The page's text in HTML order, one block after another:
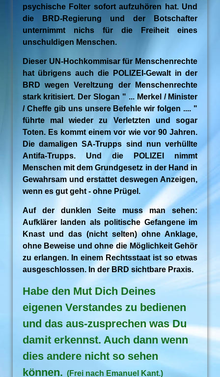
psychische Folter sofort aufzuhören hat. Und
die BRD-Regierung und der Botschafter
unternimmt nichs für die Freiheit eines
unschuldigen Menschen.
Dieser UN-Hochkommisar für Menschenrechte
hat übrigens auch die POLIZEI-Gewalt in der
BRD wegen Vereltzung der Menschenrechte
stark kritisiert. Der Slogan " ... Merkel / Minister
/ Cheffe gib uns unsere Befehle wir folgen .... "
führte mal wieder zu Verletzten und sogar
Toten. Es kommt einem vor wie vor 90 Jahren.
Die damaligen SA-Trupps sind nun verhüllte
Antifa-Trupps. Und die POLIZEI nimmt
Menschen mit dem Grundgesetz in der Hand in
Gewahrsam und erstattet deswegen Anzeigen,
wenn es gut geht - ohne Prügel.
Auf der dunklen Seite muss man sehen:
Aufklärer landen als politische Gefangene im
Knast und das (nicht selten) ohne Anklage,
ohne Beweise und ohne die Möglichkeit Gehör
zu erlangen. In einem Rechtsstaat ist so etwas
ausgeschlossen. In der BRD sichtbare Praxis.
Habe den Mut Dich Deines
eigenen Verstandes zu bedienen
und das aus-zusprechen was Du
damit erkennst. Auch dann wenn
dies andere nicht so sehen
können. (Frei nach Emanuel Kant.)